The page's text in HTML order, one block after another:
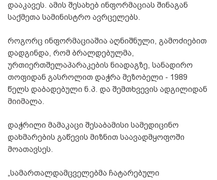
დააკავეს. ამის შესახებ ინფორმაციას შინაგან
საქმეთა სამინისტრო ავრცელებს.
როგორც ინფორმაციაშია აღნიშნული, გამოძიებით
დადგინდა, რომ ბრალდებულმა,
ურთიერთშელაპარაკების ნიადაგზე, სანადირო
თოფიდან გასროლით დაჭრა მეზობელი - 1989
წელს დაბადებული ნ.პ. და შემთხვევის ადგილიდან
მიიმალა.
დაჭრილი მამაკაცი შესაბამისი სამედიცინო
დახმარების გაწევის მიზნით საავადმყოფოში
მოათავსეს.
„სამართალდამცველებმა ჩატარებული